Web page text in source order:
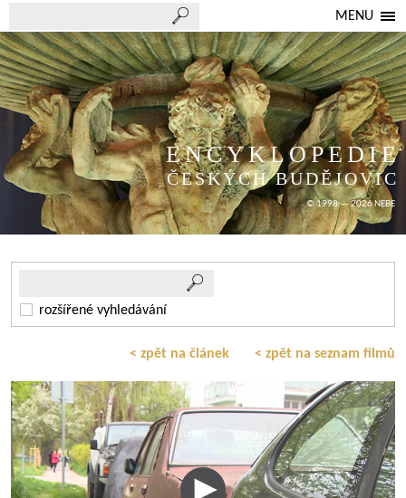
MENU
ENCYKLOPEDIE
ČESKÝCH BUDĚJOVIC
© 1998 — 2026 NEBE
rozšířené vyhledávání
< zpět na článek < zpět na seznam filmů